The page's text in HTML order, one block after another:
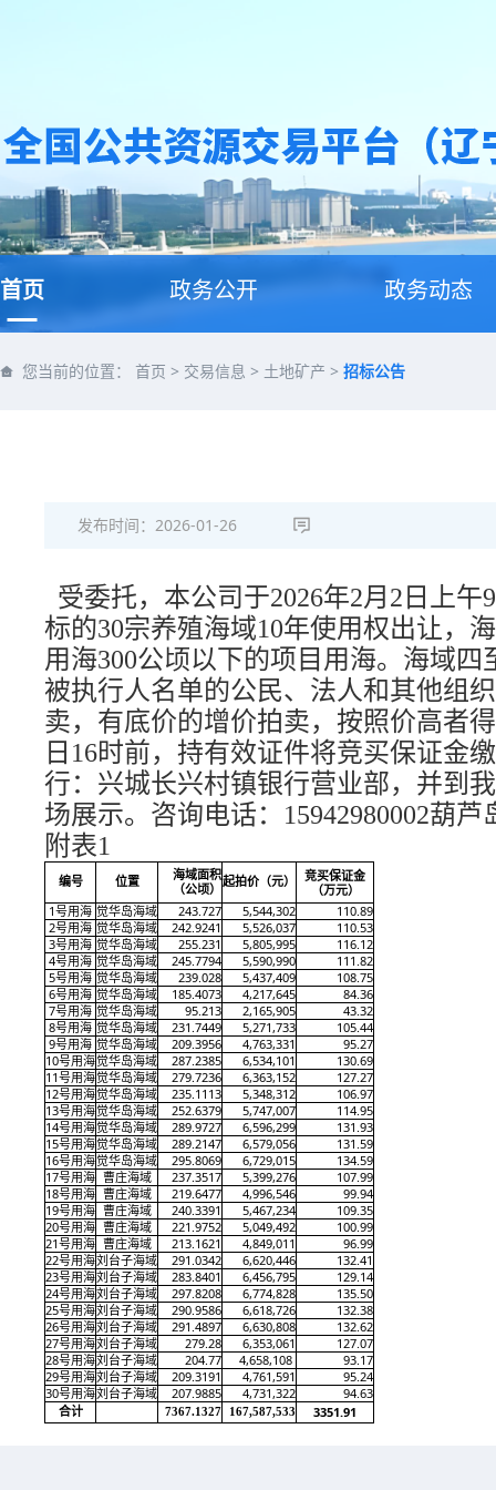
首页 政务公开 政务动态
您当前的位置： 首页 > 交易信息 > 土地矿产 > 招标公告
发布时间： 2026-01-26
受委托，本公司于2026年2月 2 日上午
标的30宗养殖海域10年使用权出让 ，
用海300公顷以下的项目用海。 海域四
被执行人名单的公民、法人和其他组
卖，有底价的增价拍卖，按照价高者
日16时前，持有效证件将竞买保证金
行：兴城长兴村镇银行营业部，并到 我
场展示。 咨询电话： 15942980002葫芦
附表1
编号 位置
海域面积
（公顷）
起拍价 （元）
竞买保证金
（万元）
1号用海 觉华岛海域 243.727 5,544,302 110.89
2号用海 觉华岛海域 242.9241 5,526,037
110.53
3号用海 觉华岛海域 255.231 5,805,995
116.12
4号用海 觉华岛海域 245.7794 5,590,990
111.82
5号用海 觉华岛海域 239.028 5,437,409
108.75
6号用海 觉华岛海域 185.4073 4,217,645
84.36
7号用海 觉华岛海域 95.213 2,165,905
43.32
8号用海 觉华岛海域 231.7449 5,271,733
105.44
9号用海 觉华岛海域 209.3956 4,763,331
95.27
10号用海觉华岛海域 287.2385 6,534,101 130.69
11号用海觉华岛海域 279.7236 6,363,152
127.27
12号用海觉华岛海域 235.1113 5,348,312 106.97
13号用海觉华岛海域 252.6379 5,747,007 1 14.95
14号用海觉华岛海域 289.9727 6,596,299 131.93
15号用海觉华岛海域 289.2147 6,579,056 131.59
16号用海觉华岛海域 295.8069 6,729,015 134.59
17号用海 曹庄海域 237.3517 5,399,276 107.99
18号用海 曹庄海域 219.6477 4,996,546 99.94
19号用海 曹庄海域 240.3391 5,467,234 109.35
20号用海 曹庄海域 221.9752 5,049,492 100.99
21号用海 曹庄海域 213.1621 4,849,011 96.99
22号用海刘台子海域 291.0342 6,620,446 132.41
23号用海刘台子海域 283.8401 6,456,795 129.14
24号用海刘台子海域 297.8208 6,774,828 135.50
25号用海刘台子海域 290.9586 6,618,726 132.38
26号用海刘台子海域 291.4897 6,630,808 132.62
27号用海刘台子海域 279.28 6,353,061 127.07
28号用海刘台子海域 204.77 4,658,108
93.17
29号用海刘台子海域 209.3191 4,761,591
95.24
30号用海刘台子海域 207.9885 4,731,322 94.63
合计 7367.1327 167,587,533 3351.91